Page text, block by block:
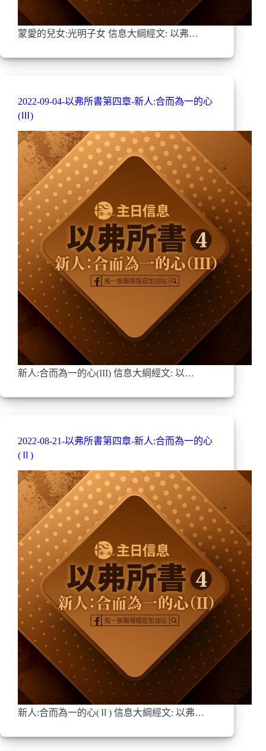
蒙愛的兒女:光明子女 信息大綱經文: 以弗…
2022-09-04-以弗所書第四章-新人:合而為一的心
(Ⅲ)
新人:合而為一的心(III) 信息大綱經文: 以…
2022-08-21-以弗所書第四章-新人:合而為一的心
(Ⅱ)
新人:合而為一的心(Ⅱ) 信息大綱經文: 以弗…